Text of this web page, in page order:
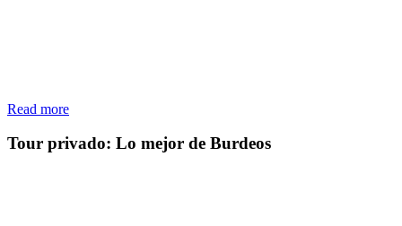
Read more
Tour privado: Lo mejor de Burdeos